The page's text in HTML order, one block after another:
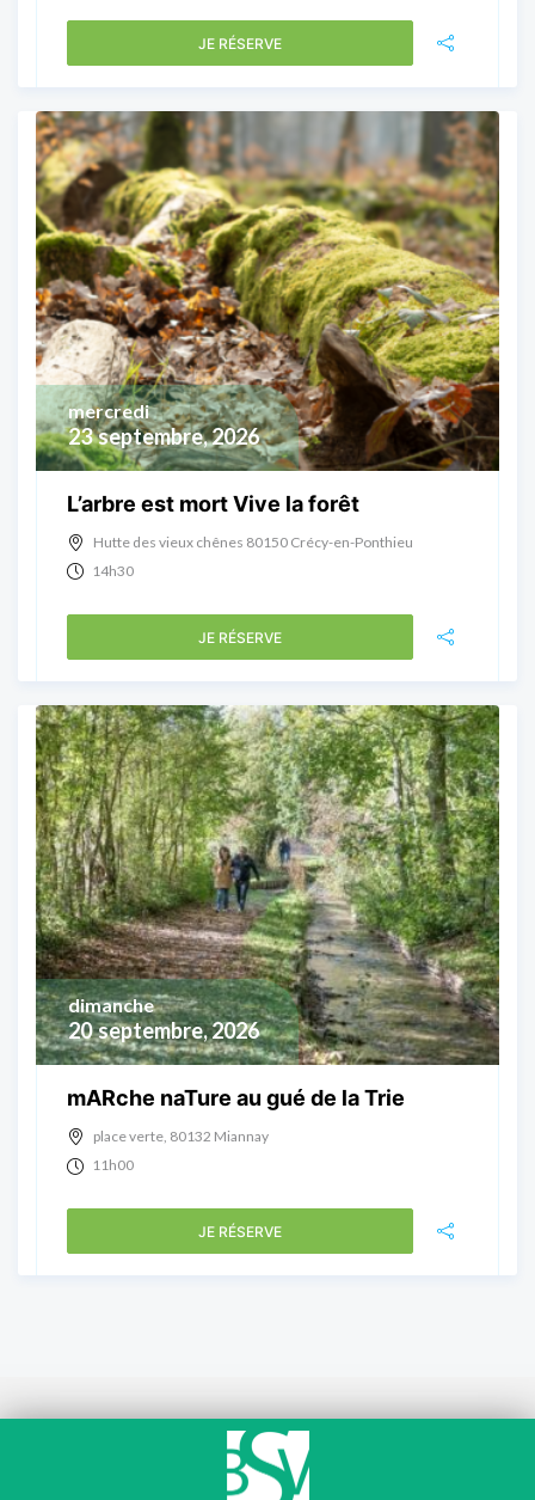
JE RÉSERVE
23 septembre, 2026
mercredi
L’arbre est mort Vive la forêt
Hutte des vieux chênes 80150 Crécy-en-Ponthieu
14h30
JE RÉSERVE
20 septembre, 2026
dimanche
mARche naTure au gué de la Trie
place verte, 80132 Miannay
11h00
JE RÉSERVE